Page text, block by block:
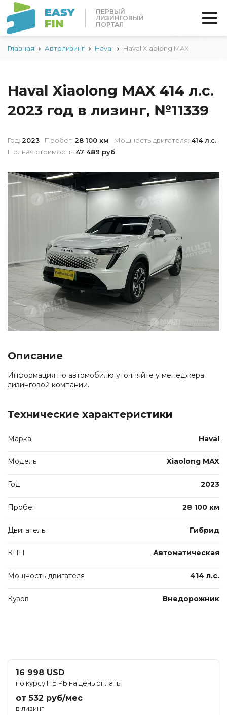
ПЕРВЫЙ
ЛИЗИНГОВЫЙ
ПОРТАЛ
Главная Автолизинг Haval Haval Xiaolong MAX
Haval Xiaolong MAX 414 л.с.
2023 год в лизинг, №11339
Год: 2023 Пробег: 28 100 км Мощность двигателя: 414 л.с.
Полная стоимость: 47 489 руб
Описание
Информация по автомобилю уточняйте у менеджера
лизинговой компании.
Технические характеристики
Марка Haval
Модель Xiaolong MAX
Год 2023
Пробег 28 100 км
Двигатель Гибрид
КПП Автоматическая
Мощность двигателя 414 л.с.
Кузов Внедорожник
16 998 USD
по курсу НБ РБ на день оплаты
от 532 руб/мес
в лизинг